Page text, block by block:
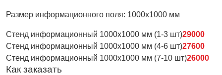
Размер информационного поля: 1000х1000 мм
Стенд информационный 1000х1000 мм (1-3 шт)29000
Стенд информационный 1000х1000 мм (4-6 шт)27600
Стенд информационный 1000х1000 мм (7-10 шт)26000
Как заказать